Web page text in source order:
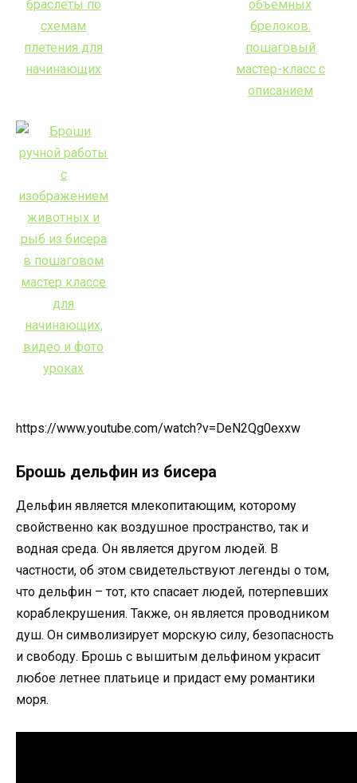
https://www.youtube.com/watch?v=DeN2Qg0exxw
Брошь дельфин из бисера
Дельфин является млекопитающим, которому
свойственно как воздушное пространство, так и
водная среда. Он является другом людей. В
частности, об этом свидетельствуют легенды о том,
что дельфин – тот, кто спасает людей, потерпевших
кораблекрушения. Также, он является проводником
душ. Он символизирует морскую силу, безопасность
и свободу. Брошь с вышитым дельфином украсит
любое летнее платьице и придаст ему романтики
моря.